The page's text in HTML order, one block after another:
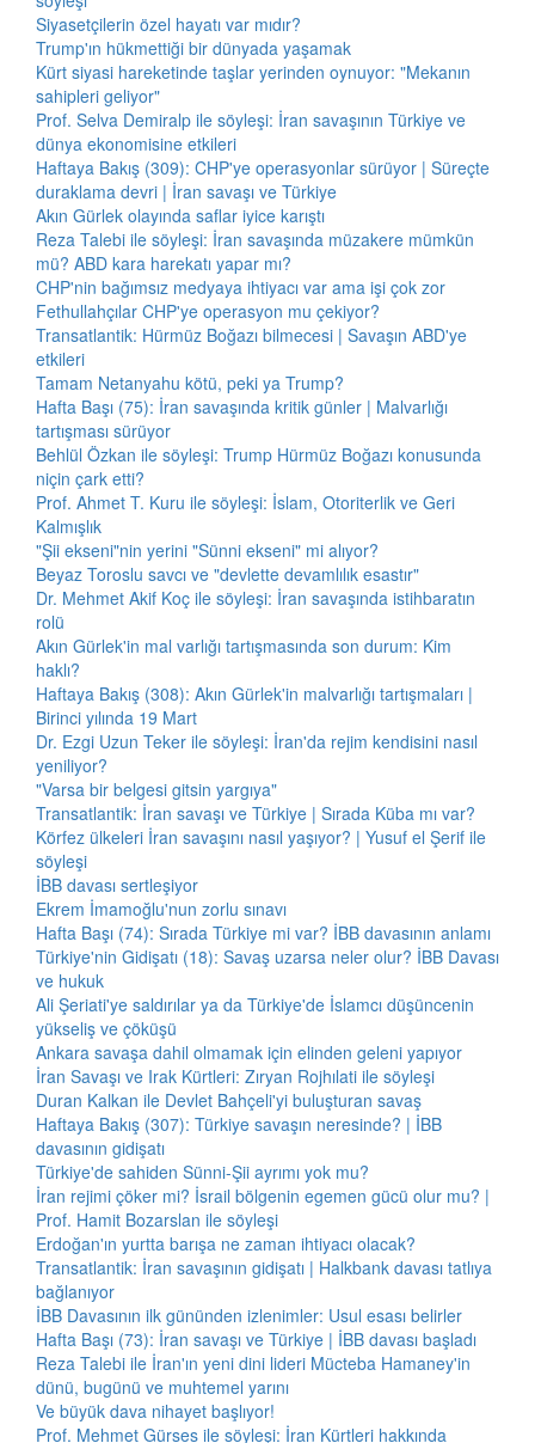
Siyasetçilerin özel hayatı var mıdır?
Trump'ın hükmettiği bir dünyada yaşamak
Kürt siyasi hareketinde taşlar yerinden oynuyor: "Mekanın
sahipleri geliyor"
Prof. Selva Demiralp ile söyleşi: İran savaşının Türkiye ve
dünya ekonomisine etkileri
Haftaya Bakış (309): CHP'ye operasyonlar sürüyor | Süreçte
duraklama devri | İran savaşı ve Türkiye
Akın Gürlek olayında saflar iyice karıştı
Reza Talebi ile söyleşi: İran savaşında müzakere mümkün
mü? ABD kara harekatı yapar mı?
CHP'nin bağımsız medyaya ihtiyacı var ama işi çok zor
Fethullahçılar CHP'ye operasyon mu çekiyor?
Transatlantik: Hürmüz Boğazı bilmecesi | Savaşın ABD'ye
etkileri
Tamam Netanyahu kötü, peki ya Trump?
Hafta Başı (75): İran savaşında kritik günler | Malvarlığı
tartışması sürüyor
Behlül Özkan ile söyleşi: Trump Hürmüz Boğazı konusunda
niçin çark etti?
Prof. Ahmet T. Kuru ile söyleşi: İslam, Otoriterlik ve Geri
Kalmışlık
"Şii ekseni"nin yerini "Sünni ekseni" mi alıyor?
Beyaz Toroslu savcı ve "devlette devamlılık esastır"
Dr. Mehmet Akif Koç ile söyleşi: İran savaşında istihbaratın
rolü
Akın Gürlek'in mal varlığı tartışmasında son durum: Kim
haklı?
Haftaya Bakış (308): Akın Gürlek'in malvarlığı tartışmaları |
Birinci yılında 19 Mart
Dr. Ezgi Uzun Teker ile söyleşi: İran'da rejim kendisini nasıl
yeniliyor?
"Varsa bir belgesi gitsin yargıya"
Transatlantik: İran savaşı ve Türkiye | Sırada Küba mı var?
Körfez ülkeleri İran savaşını nasıl yaşıyor? | Yusuf el Şerif ile
söyleşi
İBB davası sertleşiyor
Ekrem İmamoğlu'nun zorlu sınavı
Hafta Başı (74): Sırada Türkiye mi var? İBB davasının anlamı
Türkiye'nin Gidişatı (18): Savaş uzarsa neler olur? İBB Davası
ve hukuk
Ali Şeriati'ye saldırılar ya da Türkiye'de İslamcı düşüncenin
yükseliş ve çöküşü
Ankara savaşa dahil olmamak için elinden geleni yapıyor
İran Savaşı ve Irak Kürtleri: Zıryan Rojhılati ile söyleşi
Duran Kalkan ile Devlet Bahçeli'yi buluşturan savaş
Haftaya Bakış (307): Türkiye savaşın neresinde? | İBB
davasının gidişatı
Türkiye'de sahiden Sünni-Şii ayrımı yok mu?
İran rejimi çöker mi? İsrail bölgenin egemen gücü olur mu? |
Prof. Hamit Bozarslan ile söyleşi
Erdoğan'ın yurtta barışa ne zaman ihtiyacı olacak?
Transatlantik: İran savaşının gidişatı | Halkbank davası tatlıya
bağlanıyor
İBB Davasının ilk gününden izlenimler: Usul esası belirler
Hafta Başı (73): İran savaşı ve Türkiye | İBB davası başladı
Reza Talebi ile İran'ın yeni dini lideri Mücteba Hamaney'in
dünü, bugünü ve muhtemel yarını
Ve büyük dava nihayet başlıyor!
Prof. Mehmet Gürses ile söyleşi: İran Kürtleri hakkında